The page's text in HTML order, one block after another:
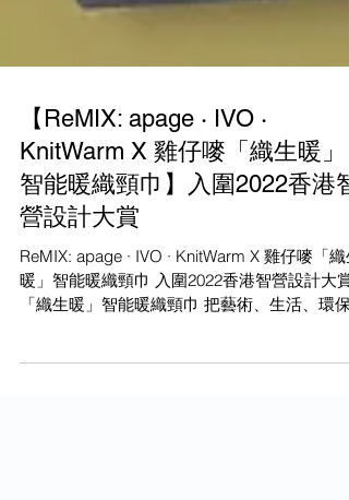
【ReMIX: apage · IVO ·
KnitWarm X 雞仔嘜「織生暖」
智能暖織頸巾】入圍2022香港智
營設計大賞
ReMIX: apage · IVO · KnitWarm X 雞仔嘜「織
暖」智能暖織頸巾 入圍2022香港智營設計大賞
識及科技結合成『可穿戴藝術』。頸部的智能